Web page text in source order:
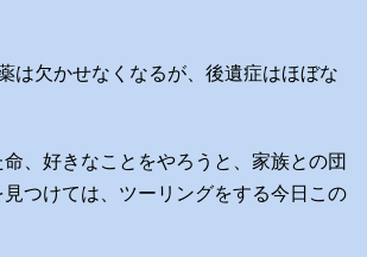
は欠かせなくなるが、後遺症はほぼな
、好きなことをやろうと、家族との団
つけては、ツーリングをする今日この